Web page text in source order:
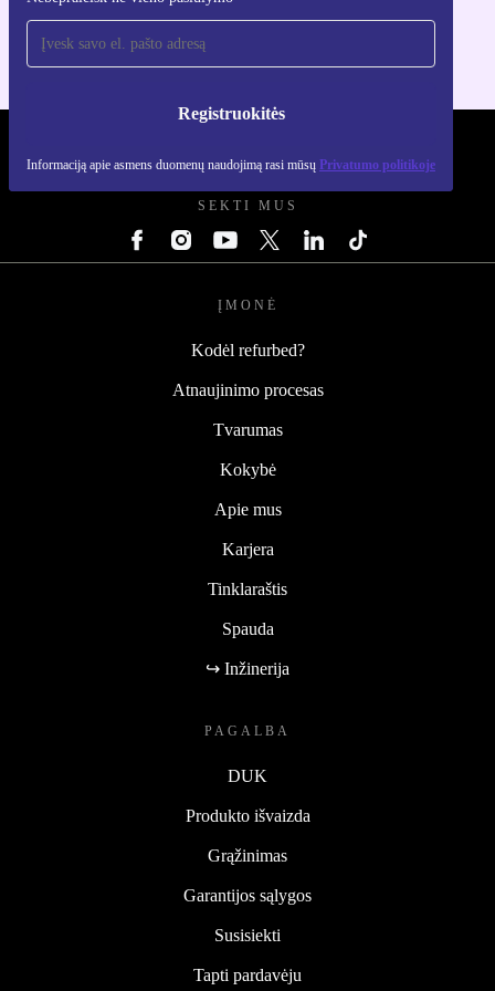
Registruokitės
Informaciją apie asmens duomenų naudojimą rasi mūsų Privatumo politikoje
SEKTI MUS
ĮMONĖ
Kodėl refurbed?
Atnaujinimo procesas
Tvarumas
Kokybė
Apie mus
Karjera
Tinklaraštis
Spauda
↪ Inžinerija
PAGALBA
DUK
Produkto išvaizda
Grąžinimas
Garantijos sąlygos
Susisiekti
Tapti pardavėju